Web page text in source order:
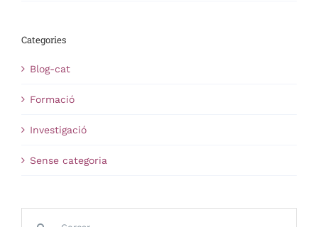
Categories
Blog-cat
Formació
Investigació
Sense categoria